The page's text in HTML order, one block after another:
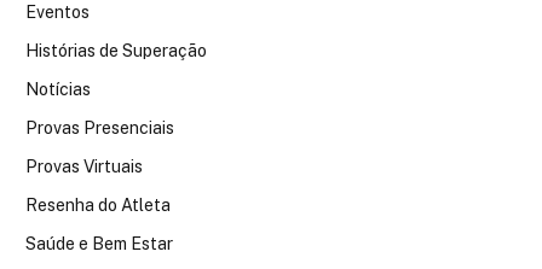
Eventos
Histórias de Superação
Notícias
Provas Presenciais
Provas Virtuais
Resenha do Atleta
Saúde e Bem Estar